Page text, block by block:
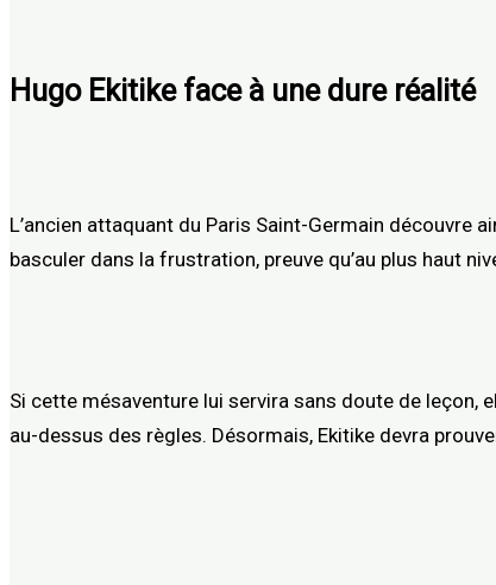
Hugo Ekitike face à une dure réalité
L’ancien attaquant du Paris Saint-Germain découvre
basculer dans la frustration, preuve qu’au plus haut
Si cette mésaventure lui servira sans doute de leçon,
au-dessus des règles. Désormais, Ekitike devra